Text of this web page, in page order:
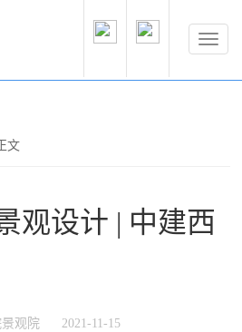
文
观设计 | 中建西
观院 2021-11-15